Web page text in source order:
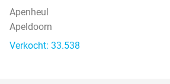
Apenheul
Apeldoorn
Verkocht: 33.538